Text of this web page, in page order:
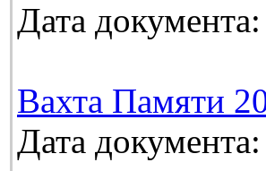
Дата
Вахта Памяти
Дата